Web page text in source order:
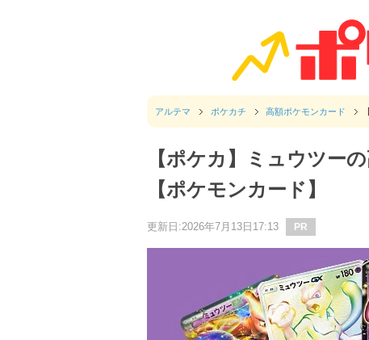
アルテマ ポケカチ 高額ポケモンカード
【ポケカ】ミュウツー
【ポケモンカード】
更新日:2026年7月13日17:13 PR